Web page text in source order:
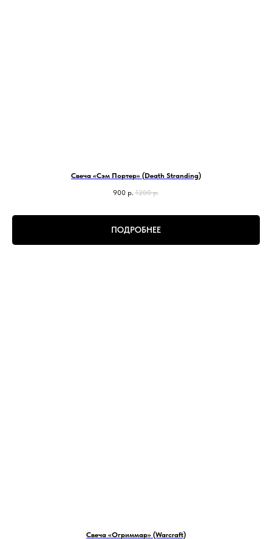
Свеча «Сэм Портер» (Death Stranding)
900 р. 1200 р.
ПОДРОБНЕЕ
Свеча «Огриммар» (Warcraft)